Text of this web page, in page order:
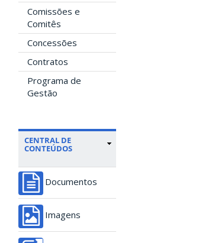
Comissões e
Comitês
Concessões
Contratos
Programa de
Gestão
CENTRAL DE
CONTEÚDOS
Documentos
Imagens